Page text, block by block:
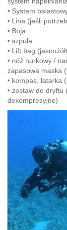
• System
• Lina (jeśli
• Boja
• szpula
• Lift bag
• nóż nurkowy /
zapasowa maska
• kompas, latarka
• zestaw do dryftu
dekompresyjne)